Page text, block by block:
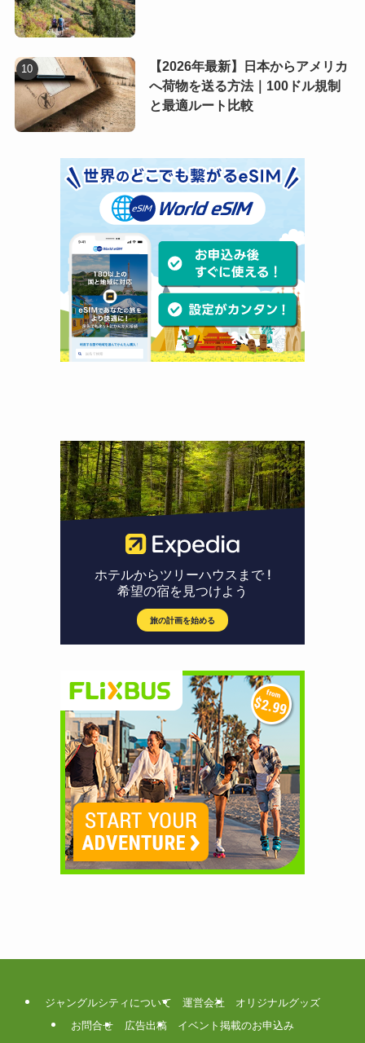
【2026年最新】日本からアメリカ
へ荷物を送る方法｜100ドル規制
と最適ルート比較
ジャングルシティについて 運営会社
オリジナルグッズ
お問合せ
広告出稿
イベント掲載のお申込み